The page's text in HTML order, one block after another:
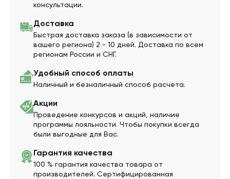
консультации.
Доставка
Быстрая доставка заказа (в зависимости от
вашего региона) 2 - 10 дней. Доставка по всем
регионам России и СНГ.
Удобный способ оплаты
Наличный и безналичный способ расчета.
Акции
Проведение конкурсов и акций, наличие
программы лояльности. Чтобы покупки всегда
были выгодные для Вас.
Гарантия качества
100 % гарантия качества товара от
производителей. Сертифицированная